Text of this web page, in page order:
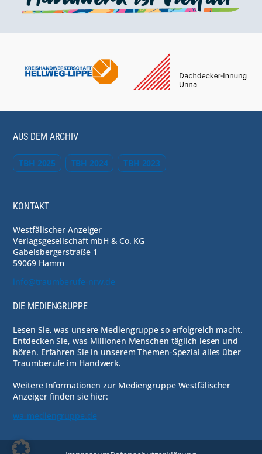
AUS DEM ARCHIV
TBH 2025 TBH 2024 TBH 2023
KONTAKT
Westfälischer Anzeiger
Verlagsgesellschaft mbH & Co. KG
Gabelsbergerstraße 1
59069 Hamm
info@traumberufe-nrw.de
DIE MEDIENGRUPPE
Lesen Sie, was unsere Mediengruppe so erfolgreich macht.
Entdecken Sie, was Millionen Menschen täglich lesen und
hören. Erfahren Sie in unserem Themen-Spezial alles über
Traumberufe im Handwerk.
Weitere Informationen zur Mediengruppe Westfälischer
Anzeiger finden sie hier:
wa-mediengruppe.de